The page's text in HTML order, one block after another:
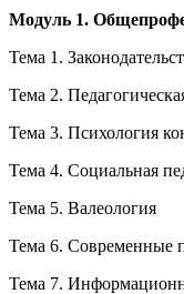
Модуль 1.
Тема 1.
Тема 2.
Тема 3. Психология
Тема 4. Социальная
Тема 5. Валеология
Тема 6. Современные
Тема 7.